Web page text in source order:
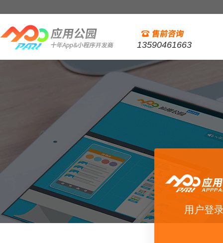
13590461663
用户登